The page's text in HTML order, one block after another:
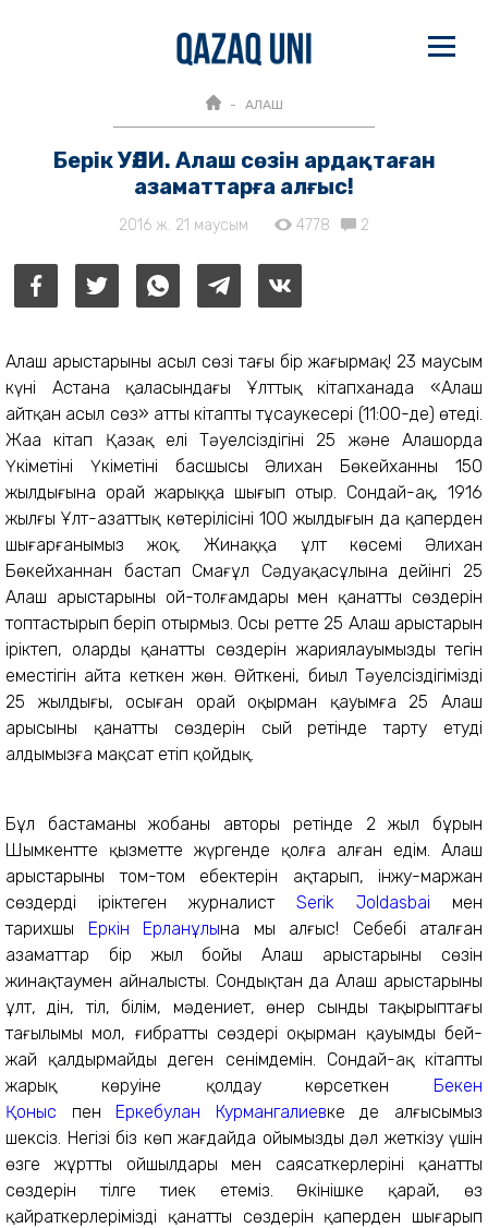
АЛАШ
Берік УӘЛИ. Алаш сөзін ардақтаған
азаматтарға алғыс!
2016 ж. 21 маусым 4778 2
Алаш арыстарының асыл сөзі тағы бір жаңғырмақ! 23 маусым
күні Астана қаласындағы Ұлттық кітапханада «Алаш
айтқан асыл сөз» атты кітаптың тұсаукесері (11:00-де) өтеді.
Жаңа кітап Қазақ елі Тәуелсіздігінің 25 және Алашорда
Үкіметінің Үкіметінің басшысы Әлихан Бөкейханның 150
жылдығына орай жарыққа шығып отыр. Сондай-ақ, 1916
жылғы Ұлт-азаттық көтерілісінің 100 жылдығын да қаперден
шығарғанымыз жоқ. Жинаққа ұлт көсемі Әлихан
Бөкейханнан бастап Смағұл Сәдуақасұлына дейінгі 25
Алаш арыстарының ой-толғамдары мен қанатты сөздерін
топтастырып беріп отырмыз. Осы ретте 25 Алаш арыстарын
іріктеп, олардың қанатты сөздерін жариялауымыздың тегін
еместігін айта кеткен жөн. Өйткені, биыл Тәуелсіздігіміздің
25 жылдығы, осыған орай оқырман қауымға 25 Алаш
арысының қанатты сөздерін сый ретінде тарту етуді
алдымызға мақсат етіп қойдық.
Бұл бастаманы жобаның авторы ретінде 2 жыл бұрын
Шымкентте қызметте жүргенде қолға алған едім. Алаш
арыстарының том-том еңбектерін ақтарып, інжу-маржан
сөздерді іріктеген журналист Serik Joldasbai мен
тарихшы Еркін Ерланұлына мың алғыс! Себебі аталған
азаматтар бір жыл бойы Алаш арыстарының сөзін
жинақтаумен айналысты. Сондықтан да Алаш арыстарының
ұлт, дін, тіл, білім, мәдениет, өнер сынды тақырыптағы
тағылымы мол, ғибратты сөздері оқырман қауымды бей-
жай қалдырмайды деген сенімдемін. Сондай-ақ кітаптың
жарық көруіне қолдау көрсеткен Бекен
Қоныс пен Еркебулан Курмангалиевке де алғысымыз
шексіз. Негізі біз көп жағдайда ойымызды дәл жеткізу үшін
өзге жұрттың ойшылдары мен саясаткерлерінің қанатты
сөздерін тілге тиек етеміз. Өкінішке қарай, өз
қайраткерлеріміздің қанатты сөздерін қаперден шығарып